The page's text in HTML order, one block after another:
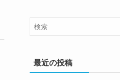
最近の投稿